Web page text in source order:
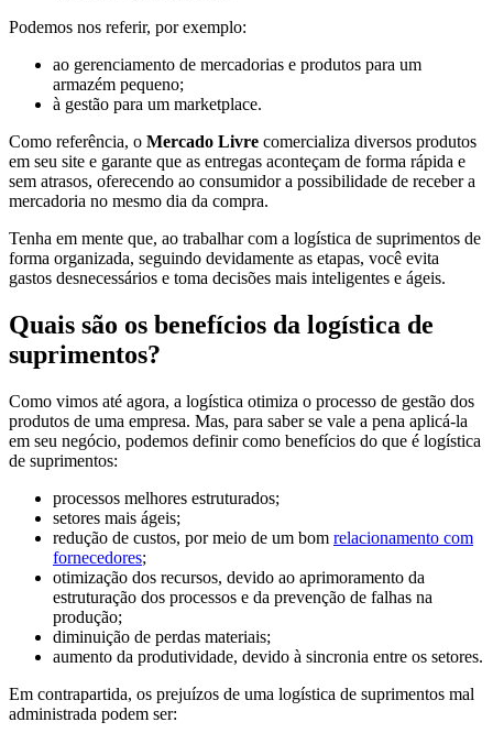
Podemos nos referir, por exemplo:
ao gerenciamento de mercadorias e produtos para um
armazém pequeno;
à gestão para um marketplace.
Como referência, o Mercado Livre comercializa diversos produtos
em seu site e garante que as entregas aconteçam de forma rápida e
sem atrasos, oferecendo ao consumidor a possibilidade de receber a
mercadoria no mesmo dia da compra.
Tenha em mente que, ao trabalhar com a logística de suprimentos de
forma organizada, seguindo devidamente as etapas, você evita
gastos desnecessários e toma decisões mais inteligentes e ágeis.
Quais são os benefícios da logística de
suprimentos?
Como vimos até agora, a logística otimiza o processo de gestão dos
produtos de uma empresa. Mas, para saber se vale a pena aplicá-la
em seu negócio, podemos definir como benefícios do que é logística
de suprimentos:
processos melhores estruturados;
setores mais ágeis;
redução de custos, por meio de um bom relacionamento com
fornecedores;
otimização dos recursos, devido ao aprimoramento da
estruturação dos processos e da prevenção de falhas na
produção;
diminuição de perdas materiais;
aumento da produtividade, devido à sincronia entre os setores.
Em contrapartida, os prejuízos de uma logística de suprimentos mal
administrada podem ser: